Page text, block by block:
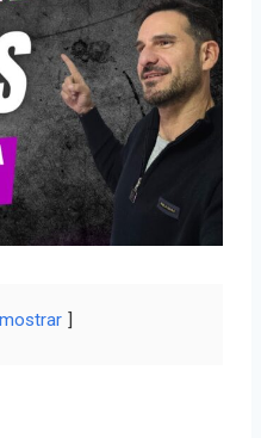
mostrar